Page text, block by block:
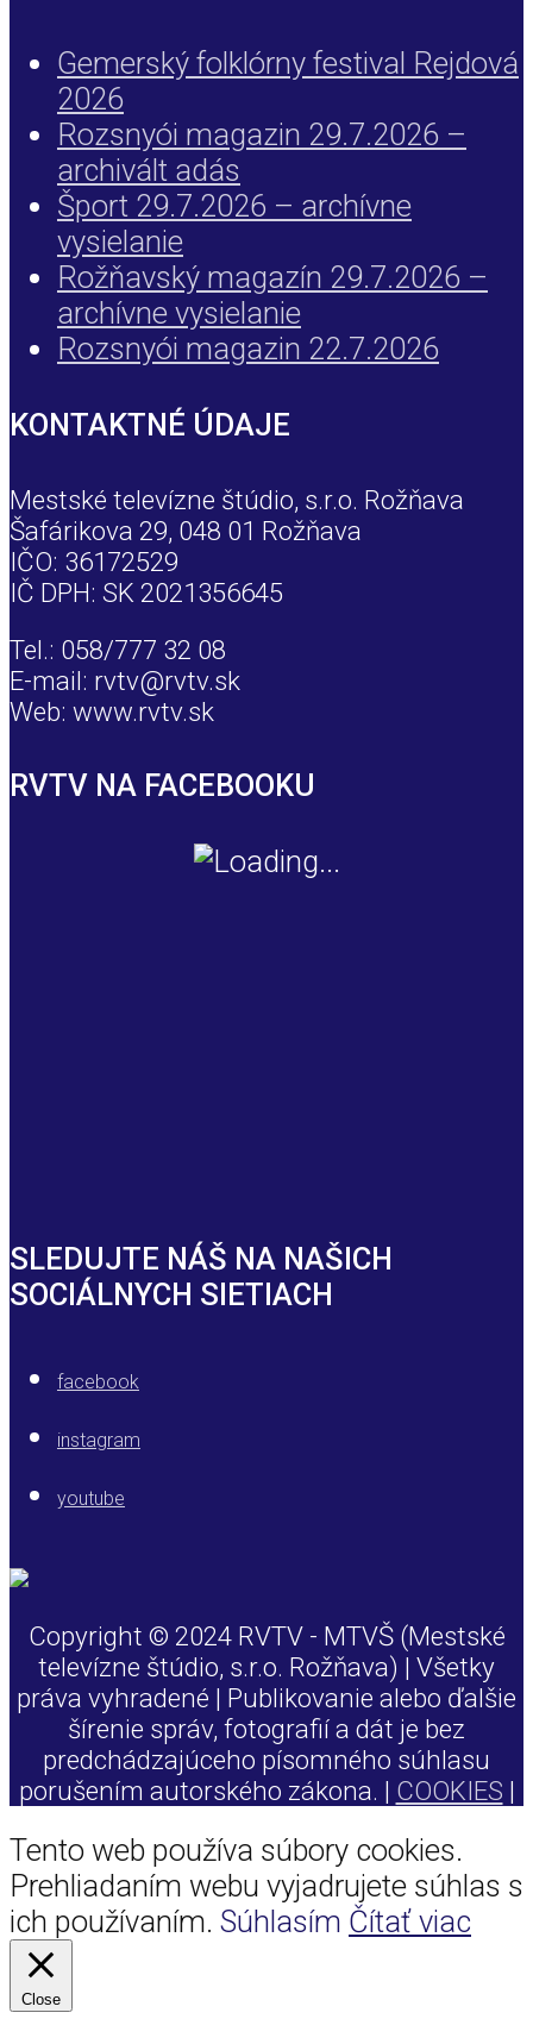
Gemerský folklórny festival Rejdová
2026
Rozsnyói magazin 29.7.2026 –
archivált adás
Šport 29.7.2026 – archívne
vysielanie
Rožňavský magazín 29.7.2026 –
archívne vysielanie
Rozsnyói magazin 22.7.2026
KONTAKTNÉ ÚDAJE
Mestské televízne štúdio, s.r.o. Rožňava
Šafárikova 29, 048 01 Rožňava
IČO: 36172529
IČ DPH: SK 2021356645
Tel.: 058/777 32 08
E-mail: rvtv@rvtv.sk
Web: www.rvtv.sk
RVTV NA FACEBOOKU
SLEDUJTE NÁŠ NA NAŠICH
SOCIÁLNYCH SIETIACH
facebook
instagram
youtube
Copyright © 2024 RVTV - MTVŠ (Mestské
televízne štúdio, s.r.o. Rožňava) | Všetky
práva vyhradené | Publikovanie alebo ďalšie
šírenie správ, fotografií a dát je bez
predchádzajúceho písomného súhlasu
porušením autorského zákona. | COOKIES |
Tento web používa súbory cookies.
Prehliadaním webu vyjadrujete súhlas s
ich používaním. Súhlasím Čítať viac
Close